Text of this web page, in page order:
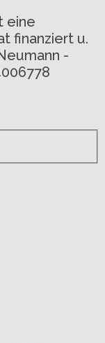
eine
finanziert u.
-